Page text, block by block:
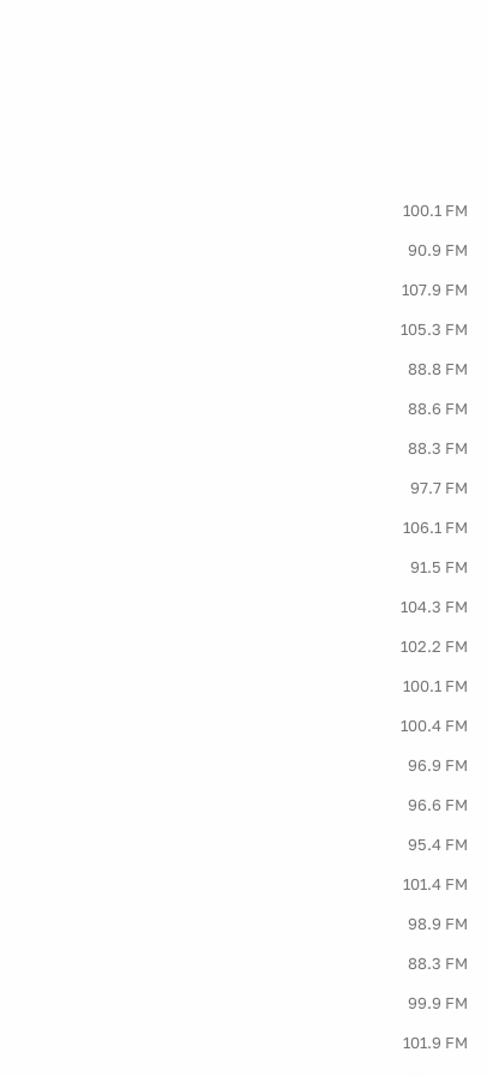
100.1 FM
90.9 FM
107.9 FM
105.3 FM
88.8 FM
88.6 FM
88.3 FM
97.7 FM
106.1 FM
91.5 FM
104.3 FM
102.2 FM
100.1 FM
100.4 FM
96.9 FM
96.6 FM
95.4 FM
101.4 FM
98.9 FM
88.3 FM
99.9 FM
101.9 FM